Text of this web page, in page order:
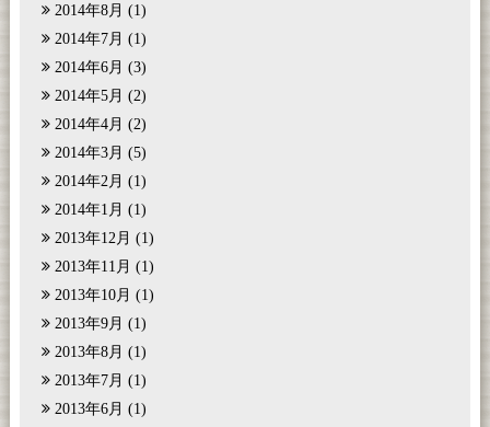
2014年8月 (1)
2014年7月 (1)
2014年6月 (3)
2014年5月 (2)
2014年4月 (2)
2014年3月 (5)
2014年2月 (1)
2014年1月 (1)
2013年12月 (1)
2013年11月 (1)
2013年10月 (1)
2013年9月 (1)
2013年8月 (1)
2013年7月 (1)
2013年6月 (1)